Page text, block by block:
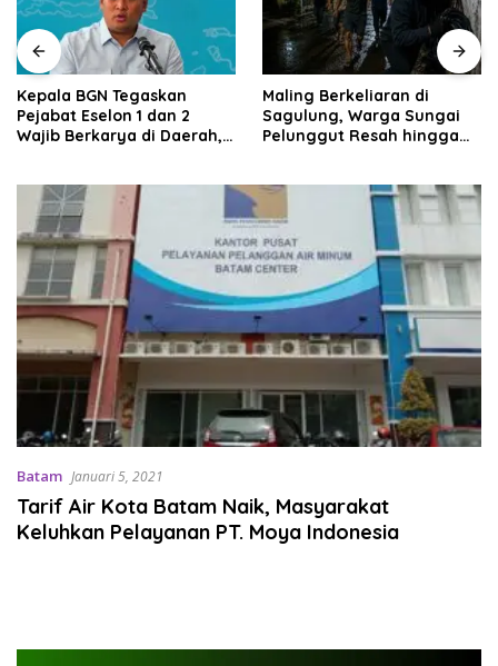
Kepala BGN Tegaskan
Pejabat Eselon 1 dan 2
Wajib Berkarya di Daerah,
Maling Berkeliaran di
Sagulung, Warga Sungai
Pelunggut Resah hingga
Batam Januari 5, 2021
Tarif Air Kota Batam Naik, Masyarakat
Keluhkan Pelayanan PT. Moya Indonesia